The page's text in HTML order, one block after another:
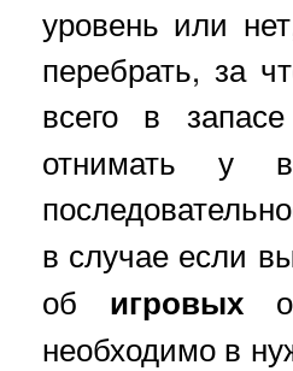
уровень или
перебрать, за
всего в
отнимать у
в случае если
об игровых
необходимо в